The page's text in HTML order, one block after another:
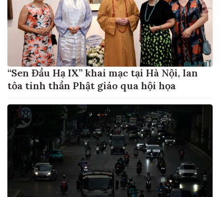
“Sen Đầu Hạ IX” khai mạc tại Hà Nội, lan
tỏa tinh thần Phật giáo qua hội họa